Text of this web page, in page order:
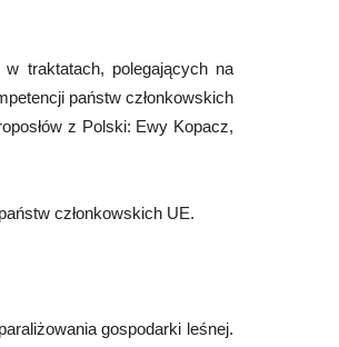
traktatach, polegających na
państw członkowskich
z Polski: Ewy Kopacz,
członkowskich UE.
gospodarki leśnej.